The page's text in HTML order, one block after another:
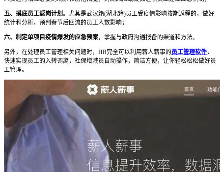
五、摸底员工返岗计划。尤其是武汉籍(湖北籍)员工受疫情影响按期返程的，做好
统计和分析，预判春节后回流的员工人数影响；
六、制定单项目疫情爆发的应急预案，掌握与政府沟通报备的渠道和方法。
另外，在处理员工管理相关问题时，HR完全可以利用薪人薪事的员工管理软件，
快速实现员工的入转调离，社保增减员自动操作，简洁方便，让你轻松松松做好员
工管理。